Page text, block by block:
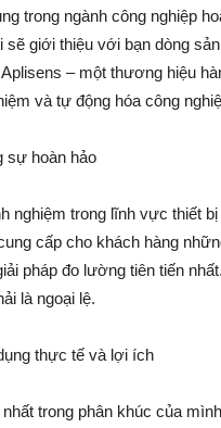
trong ngành công nghiệp
sẽ giới thiệu với bạn dòng
– một thương hiệu
và tự động hóa công
sự hoàn hảo
nghiệm trong lĩnh vực thiết bị
cấp cho khách hàng
pháp đo lường tiên tiến
là ngoại lệ.
thực tế và lợi ích
trong phân khúc của